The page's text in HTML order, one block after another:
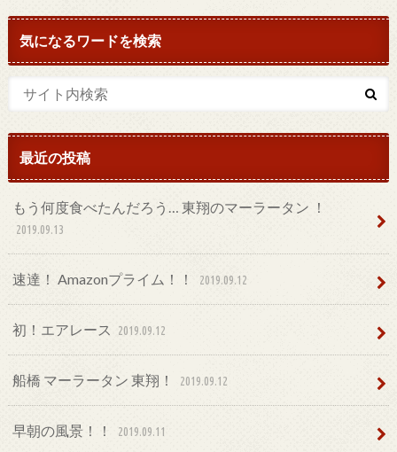
気になるワードを検索
最近の投稿
もう何度食べたんだろう… 東翔のマーラータン ！
2019.09.13
速達！ Amazonプライム！！ 2019.09.12
初！エアレース 2019.09.12
船橋 マーラータン 東翔！ 2019.09.12
早朝の風景！！ 2019.09.11